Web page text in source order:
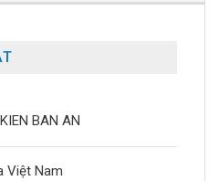
BAN AN
Việt Nam